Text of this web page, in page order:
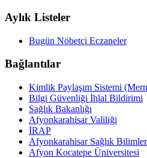
Aylık Listeler
Bugün Nöbetçi Eczaneler
Bağlantılar
Kimlik Paylaşım Sistemi
Bilgi Güvenliği İhlal Bildirimi
Sağlık Bakanlığı
Afyonkarahisar Valiliği
İRAP
Afyonkarahisar Sağlık
Afyon Kocatepe Üniversitesi